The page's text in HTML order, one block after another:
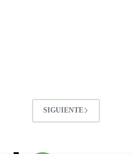
SIGUIENTE